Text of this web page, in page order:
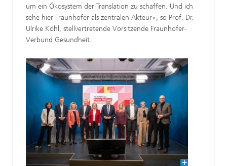
um ein Ökosystem der Translation zu schaffen. Und ich
sehe hier Fraunhofer als zentralen Akteur«, so Prof. Dr.
Ulrike Köhl, stellvertretende Vorsitzende Fraunhofer-
Verbund Gesundheit.